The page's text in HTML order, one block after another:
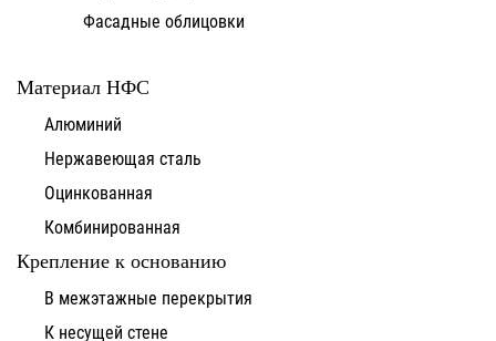
Фасадные облицовки
Материал НФС
Алюминий
Нержавеющая сталь
Оцинкованная
Комбинированная
Крепление к основанию
В межэтажные перекрытия
К несущей стене